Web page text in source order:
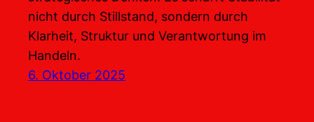
nicht durch Stillstand, sondern durch
Klarheit, Struktur und Verantwortung im
Handeln.
6. Oktober 2025